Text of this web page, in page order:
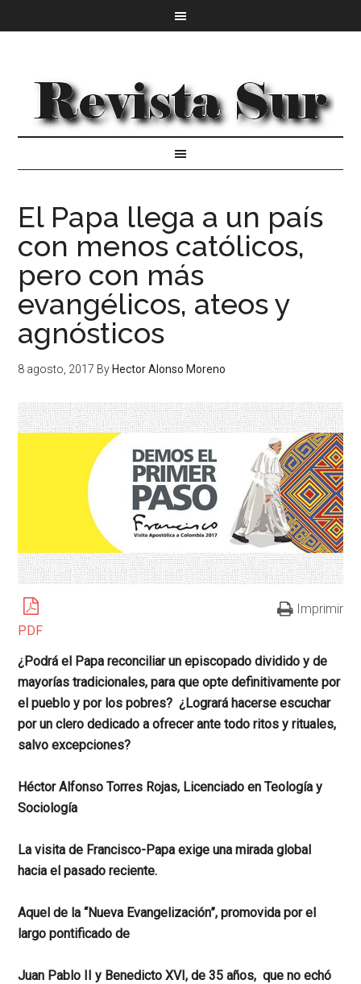
El Papa llega a un país
con menos católicos,
pero con más
evangélicos, ateos y
agnósticos
8 agosto, 2017 By Hector Alonso Moreno
PDF
Imprimir
¿Podrá el Papa reconciliar un episcopado dividido y de
mayorías tradicionales, para que opte definitivamente por
el pueblo y por los pobres? ¿Logrará hacerse escuchar
por un clero dedicado a ofrecer ante todo ritos y rituales,
salvo excepciones?
Héctor Alfonso Torres Rojas, Licenciado en Teología y
Sociología
La visita de Francisco-Papa exige una mirada global
hacia el pasado reciente.
Aquel de la “Nueva Evangelización”, promovida por el
largo pontificado de
Juan Pablo II y Benedicto XVI, de 35 años, que no echó